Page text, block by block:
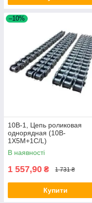
–10%
10B-1, Цепь роликовая
однорядная (10B-
1X5M+1C/L)
(15,875x10,16х9,65)(5/8”)(5
м), Donghua/DON
В наявності
1 557,90 ₴ 1 731 ₴
Купити